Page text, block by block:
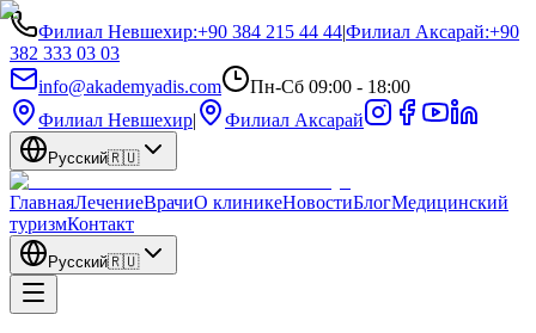
Филиал Невшехир:+90 384 215 44 44|Филиал Аксарай:+90
382 333 03 03
info@akademyadis.com
Пн-Сб 09:00 - 18:00
Филиал Невшехир| Филиал Аксарай
Русский🇷🇺
ГлавнаяЛечениеВрачиО клиникеНовостиБлогМедицинский
туризмКонтакт
Русский🇷🇺